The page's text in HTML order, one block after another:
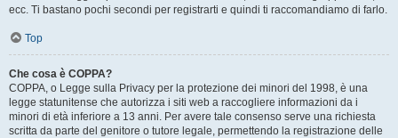
ecc. Ti bastano pochi secondi per registrarti e quindi ti raccomandiamo di farlo.
Top
Che cosa è COPPA?
COPPA, o Legge sulla Privacy per la protezione dei minori del 1998, è una
legge statunitense che autorizza i siti web a raccogliere informazioni da i
minori di età inferiore a 13 anni. Per avere tale consenso serve una richiesta
scritta da parte del genitore o tutore legale, permettendo la registrazione delle